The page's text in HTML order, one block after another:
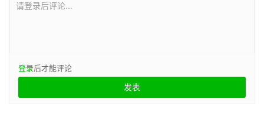
请登录后评论...
登录后才能评论